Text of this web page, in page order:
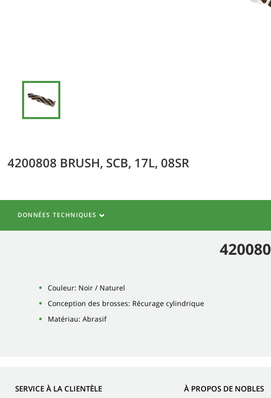
4200808 BRUSH, SCB, 17L, 08SR
DONNÉES TECHNIQUES
Couleur: Noir / Naturel
Conception des brosses: Récurage cylindrique
Matériau: Abrasif
SERVICE À LA CLIENTÈLE À PROPOS DE NOBLES